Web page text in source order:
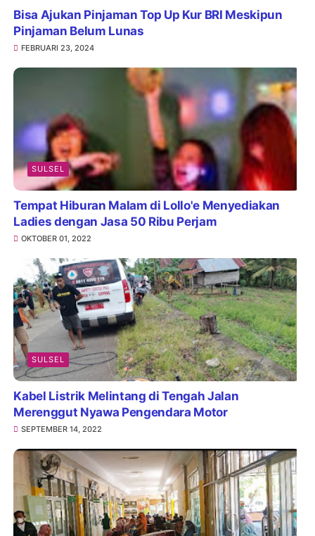
Bisa Ajukan Pinjaman Top Up Kur BRI Meskipun
Pinjaman Belum Lunas
FEBRUARI 23, 2024
SULSEL
Tempat Hiburan Malam di Lollo'e Menyediakan
Ladies dengan Jasa 50 Ribu Perjam
OKTOBER 01, 2022
SULSEL
Kabel Listrik Melintang di Tengah Jalan
Merenggut Nyawa Pengendara Motor
SEPTEMBER 14, 2022